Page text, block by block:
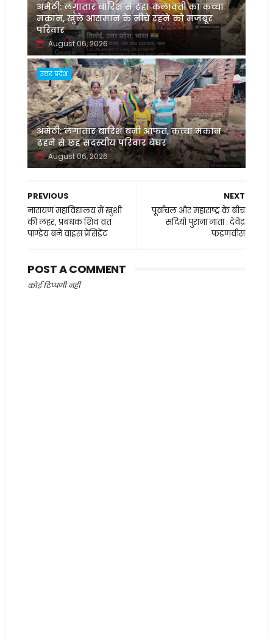
अमेठी: लगातार बारिश से ढहा कलावती का कच्चा
मकान, खुले आसमान के नीचे रहने को मजबूर
परिवार
August 06, 2026
उत्तर प्रदेश
अमेठी: लगातार बारिश बनी आफत, कच्चा मकान
ढहने से छह सदस्यीय परिवार बेघर
August 06, 2026
NEXT
पूर्वांचल और महाराष्ट्र के बीच
सदियों पुराना नाता : देवेंद्र
फडणवीस
PREVIOUS
नारायण महाविद्यालय में खुशी
की लहर, प्रबंधक शिव व्रत
पाण्डेय बने वाइस प्रेसिडेंट
POST A COMMENT
कोई टिप्पणी नहीं